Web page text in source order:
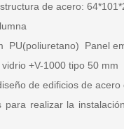
de acero:
PU(poliuretano) Panel
+V-1000 tipo 50 mm
de edificios de
para realizar la